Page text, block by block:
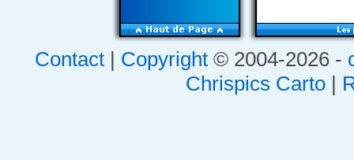
Contact| Copyright© 2004-2026 -
Chrispics Carto|